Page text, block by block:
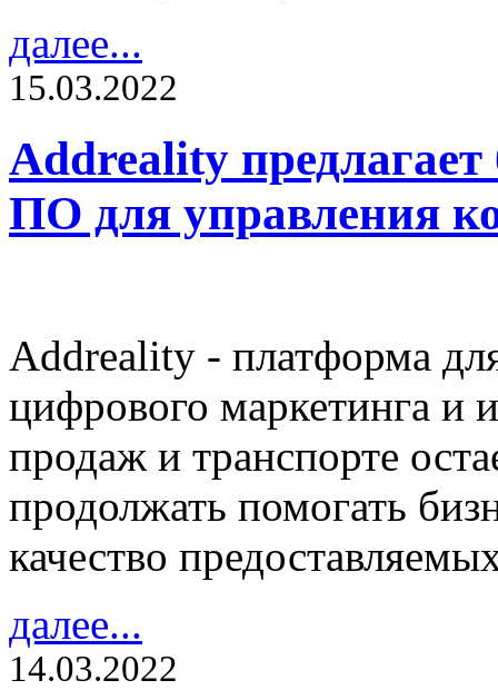
далее...
15.03.2022
Addreality
ПО для управления
Addreality - платформа
цифрового маркетинга и
продаж и транспорте
продолжать помогать
качество
далее...
14.03.2022